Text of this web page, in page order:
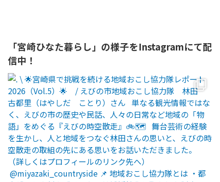
「宮崎ひなた暮らし」の様子をInstagramにて配
信中！